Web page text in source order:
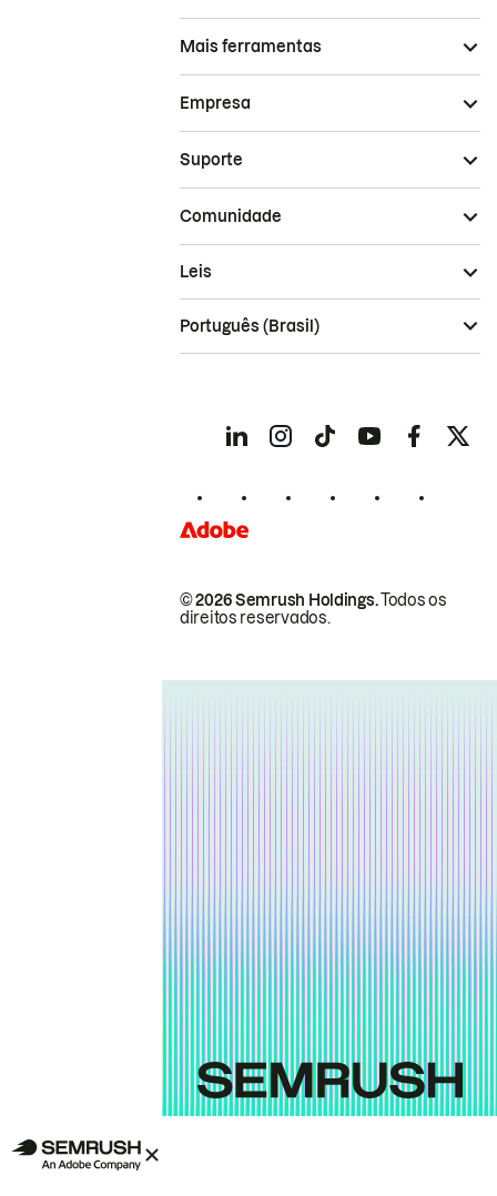
Mais ferramentas
Empresa
Suporte
Comunidade
© 2026 Semrush Holdings.Todos os
direitos reservados.
Leis
Português (Brasil)